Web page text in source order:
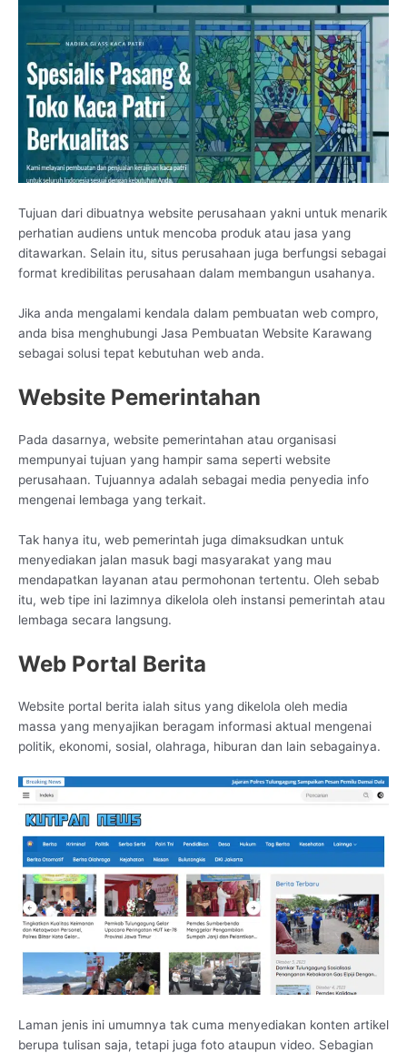
Tujuan dari dibuatnya website perusahaan yakni untuk menarik
perhatian audiens untuk mencoba produk atau jasa yang
ditawarkan. Selain itu, situs perusahaan juga berfungsi sebagai
format kredibilitas perusahaan dalam membangun usahanya.
Jika anda mengalami kendala dalam pembuatan web compro,
anda bisa menghubungi Jasa Pembuatan Website Karawang
sebagai solusi tepat kebutuhan web anda.
Website Pemerintahan
Pada dasarnya, website pemerintahan atau organisasi
mempunyai tujuan yang hampir sama seperti website
perusahaan. Tujuannya adalah sebagai media penyedia info
mengenai lembaga yang terkait.
Tak hanya itu, web pemerintah juga dimaksudkan untuk
menyediakan jalan masuk bagi masyarakat yang mau
mendapatkan layanan atau permohonan tertentu. Oleh sebab
itu, web tipe ini lazimnya dikelola oleh instansi pemerintah atau
lembaga secara langsung.
Web Portal Berita
Website portal berita ialah situs yang dikelola oleh media
massa yang menyajikan beragam informasi aktual mengenai
politik, ekonomi, sosial, olahraga, hiburan dan lain sebagainya.
Laman jenis ini umumnya tak cuma menyediakan konten artikel
berupa tulisan saja, tetapi juga foto ataupun video. Sebagian